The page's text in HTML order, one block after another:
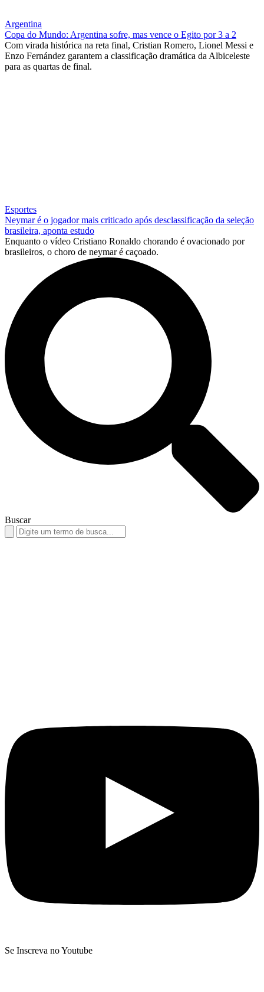
Argentina
Copa do Mundo: Argentina sofre, mas vence o Egito por 3 a 2
Com virada histórica na reta final, Cristian Romero, Lionel Messi e
Enzo Fernández garantem a classificação dramática da Albiceleste
para as quartas de final.
Esportes
Neymar é o jogador mais criticado após desclassificação da seleção
brasileira, aponta estudo
Enquanto o vídeo Cristiano Ronaldo chorando é ovacionado por
brasileiros, o choro de neymar é caçoado.
Buscar
Search
for:
Se Inscreva no Youtube